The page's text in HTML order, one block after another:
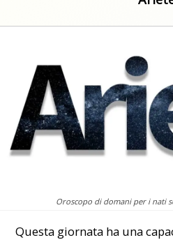
Oroscopo di domani per i nati
Questa giornata ha una